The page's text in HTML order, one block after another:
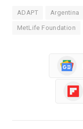
ADAPT Argentina
MetLife Foundation